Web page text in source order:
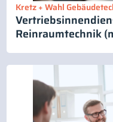
Kretz + Wahl
Reinraumtechnik